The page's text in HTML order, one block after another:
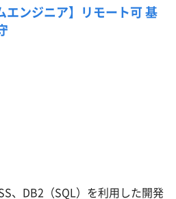
エンジニア】リモート可 基
、DB2（SQL）を利用した開発